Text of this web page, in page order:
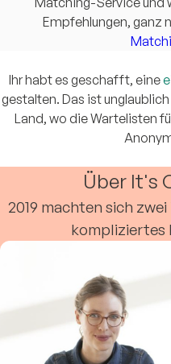
Empfehlungen, ganz
Ihr habt es geschafft, eine
gestalten. Das ist
Land, wo die Wartelisten
Über It's
2019 machten sich
kompliziertes